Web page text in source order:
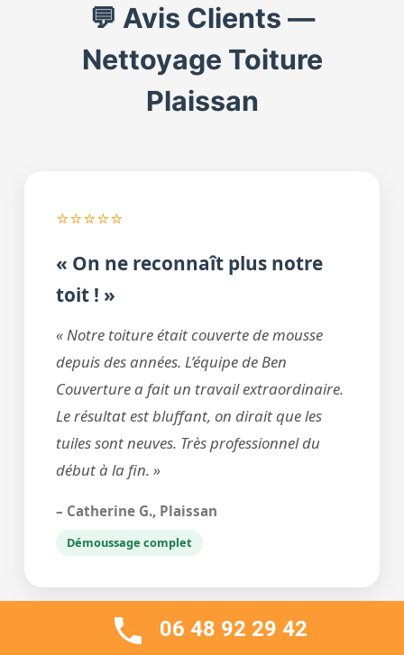
💬 Avis Clients —
Nettoyage Toiture
Plaissan
⭐⭐⭐⭐⭐
« On ne reconnaît plus notre
toit ! »
« Notre toiture était couverte de mousse
depuis des années. L’équipe de Ben
Couverture a fait un travail extraordinaire.
Le résultat est bluffant, on dirait que les
tuiles sont neuves. Très professionnel du
début à la fin. »
– Catherine G., Plaissan
Démoussage complet
06 48 92 29 42